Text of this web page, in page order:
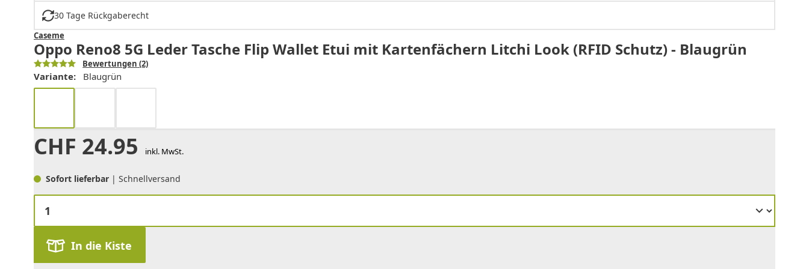
30 Tage Rückgaberecht
Caseme
Oppo Reno8 5G Leder Tasche Flip Wallet Etui mit Kartenfächern Litchi Look (RFID Schutz) - Blaugrün
Bewertungen (2)
Variante: Blaugrün
CHF 24.95 inkl. MwSt.
Sofort lieferbar | Schnellversand
In die Kiste